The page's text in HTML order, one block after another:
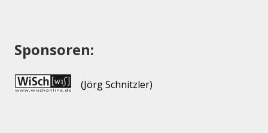
Sponsoren:
(Jörg Schnitzler)